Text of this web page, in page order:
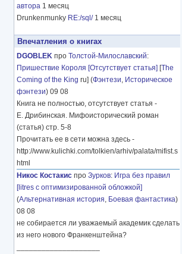
автора 1 месяц
Drunkenmunky RE:/sql/ 1 месяц
Впечатления о книгах
DGOBLEK про Толстой-Милославский:
Пришествие Короля [Отсутствует статья] [The
Coming of the King ru] (Фэнтези, Историческое
фэнтези) 09 08
Книга не полностью, отсутствует статья -
Е. Дрибинская. Мифоисторический роман
(статья) стр. 5-8
Прочитать ее в сети можна здесь -
http://www.kulichki.com/tolkien/arhiv/palata/mifist.s
html
Никос Костакис про Зурков: Игра без правил
[litres с оптимизированной обложкой]
(Альтернативная история, Боевая фантастика)
08 08
не собирается ли уважаемый академик сделать
из него нового Франкенштейна?